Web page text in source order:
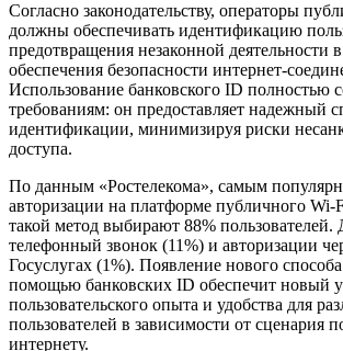
Согласно законодательству, операторы
должны обеспечивать идентификацию
предотвращения незаконной деятельности
обеспечения безопасности интернет-
Использование банковского ID полностью
требованиям: он предоставляет надежный
идентификации, минимизируя риски
доступа.
По данным «Ростелекома», самым
авторизации на платформе публичного
такой метод выбирают 88% пользователей.
телефонный звонок (11%) и авторизации
Госуслугах (1%). Появление нового
помощью банковских ID обеспечит новый
пользовательского опыта и удобства для
пользователей в зависимости от сценария
интернету.